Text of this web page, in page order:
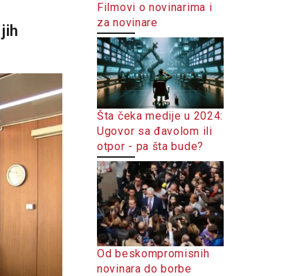
Filmovi o novinarima i
za novinare
Šta čeka medije u 2024:
Ugovor sa đavolom ili
otpor - pa šta bude?
Od beskompromisnih
novinara do borbe